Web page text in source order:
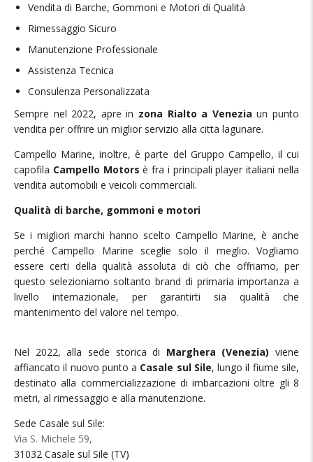
Vendita di Barche, Gommoni e Motori di Qualità
Rimessaggio Sicuro
Manutenzione Professionale
Assistenza Tecnica
Consulenza Personalizzata
Sempre nel 2022, apre in zona Rialto a Venezia un punto
vendita per offrire un miglior servizio alla citta lagunare.
Campello Marine, inoltre, è parte del Gruppo Campello, il cui
capofila Campello Motors è fra i principali player italiani nella
vendita automobili e veicoli commerciali.
Qualità di barche, gommoni e motori
Se i migliori marchi hanno scelto Campello Marine, è anche
perché Campello Marine sceglie solo il meglio. Vogliamo
essere certi della qualità assoluta di ciò che offriamo, per
questo selezioniamo soltanto brand di primaria importanza a
livello internazionale, per garantirti sia qualità che
mantenimento del valore nel tempo.
Nel 2022, alla sede storica di Marghera (Venezia) viene
affiancato il nuovo punto a Casale sul Sile, lungo il fiume sile,
destinato alla commercializzazione di imbarcazioni oltre gli 8
metri, al rimessaggio e alla manutenzione.
Sede Casale sul Sile:
Via S. Michele 59,
31032 Casale sul Sile (TV)